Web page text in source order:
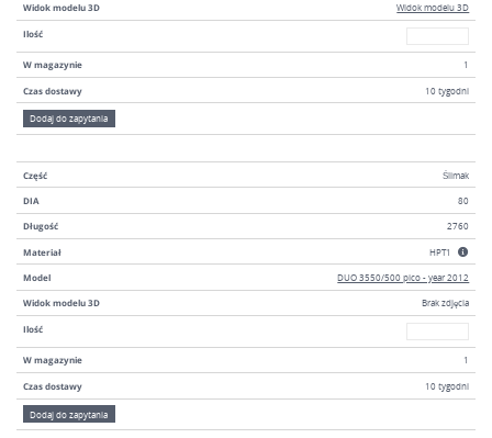
Widok modelu 3D Widok modelu 3D
Ilość
W magazynie 1
Czas dostawy 10 tygodni
Dodaj do zapytania
Część Ślimak
DIA 80
Długość 2760
Materiał HPT1
Model DUO 3550/500 pico - year 2012
Widok modelu 3D Brak zdjęcia
Ilość
W magazynie 1
Czas dostawy 10 tygodni
Dodaj do zapytania